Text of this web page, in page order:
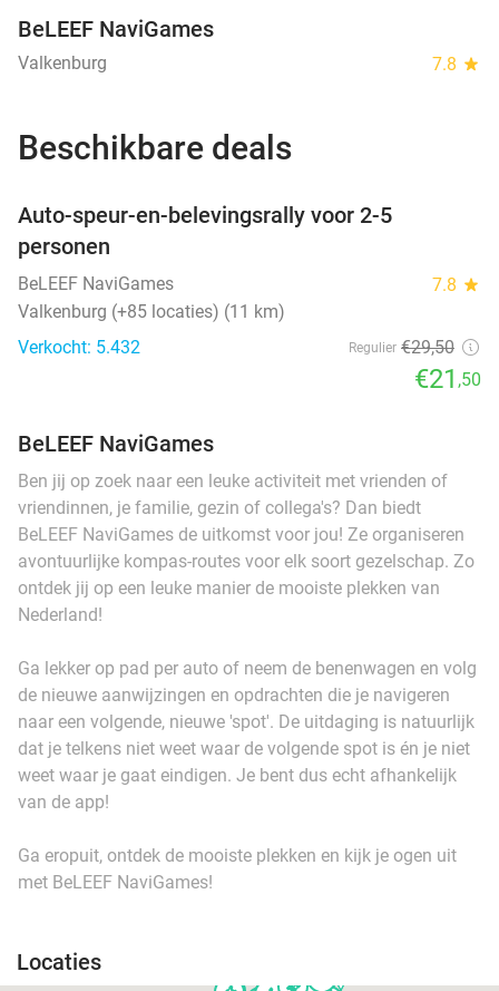
BeLEEF NaviGames
Valkenburg 7.8 star
Beschikbare deals
Auto-speur-en-belevingsrally voor 2-5
personen
BeLEEF NaviGames 7.8 star
Valkenburg (+85 locaties) (11 km)
Verkocht: 5.432
Regulier €29,50
€21 ,50
BeLEEF NaviGames
Ben jij op zoek naar een leuke activiteit met vrienden of
vriendinnen, je familie, gezin of collega's? Dan biedt
BeLEEF NaviGames de uitkomst voor jou! Ze organiseren
avontuurlijke kompas-routes voor elk soort gezelschap. Zo
ontdek jij op een leuke manier de mooiste plekken van
Nederland!
Ga lekker op pad per auto of neem de benenwagen en volg
de nieuwe aanwijzingen en opdrachten die je navigeren
naar een volgende, nieuwe 'spot'. De uitdaging is natuurlijk
dat je telkens niet weet waar de volgende spot is én je niet
weet waar je gaat eindigen. Je bent dus echt afhankelijk
van de app!
Ga eropuit, ontdek de mooiste plekken en kijk je ogen uit
met BeLEEF NaviGames!
Locaties
events